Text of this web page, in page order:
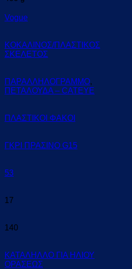
Vogue
ΚΟΚΑΛΙΝΟΣ/ΠΛΑΣΤΙΚΟΣ
ΣΚΕΛΕΤΟΣ
ΠΑΡΑΛΛΗΛΟΓΡΑΜΜΟ,
ΠΕΤΑΛΟΥΔΑ – CATEYE
ΠΛΑΣΤΙΚΟΙ ΦΑΚΟΙ
ΓΚΡΙ ΠΡΑΣΙΝΟ G15
53
17
140
ΚΑΤΑΛΗΛΛΟ ΓΙΑ ΗΛΙΟΥ
ΟΡΑΣΕΩΣ